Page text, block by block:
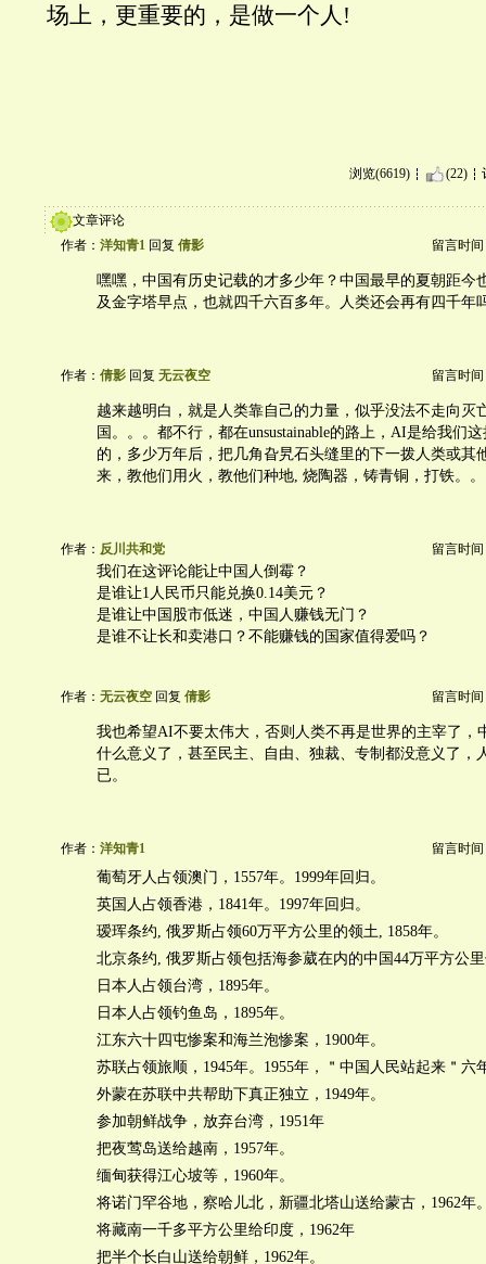
场上，更重要的，是做一个人!
浏览(6619) (22)
文章评论
作者： 洋知青1 回复 倩影 留言时间
嘿嘿，中国有历史记载的才多少年？中国最早的夏朝距今
及金字塔早点，也就四千六百多年。人类还会再有四千年
作者： 倩影 回复 无云夜空 留言时间
越来越明白，就是人类靠自己的力量，似乎没法不走向灭
国。。。都不行，都在unsustainable的路上，AI是给我们
的，多少万年后，把几角旮旯石头缝里的下一拨人类或其
来，教他们用火，教他们种地, 烧陶器，铸青铜，打铁。
作者： 反川共和党 留言时间
我们在这评论能让中国人倒霉？
是谁让1人民币只能兑换0.14美元？
是谁让中国股市低迷，中国人赚钱无门？
是谁不让长和卖港口？不能赚钱的国家值得爱吗？
作者： 无云夜空 回复 倩影 留言时间
我也希望AI不要太伟大，否则人类不再是世界的主宰了，
什么意义了，甚至民主、自由、独裁、专制都没意义了，
已。
作者： 洋知青1 留言时间
葡萄牙人占领澳门，1557年。1999年回归。
英国人占领香港，1841年。1997年回归。
瑷珲条约, 俄罗斯占领60万平方公里的领土, 1858年。
北京条约, 俄罗斯占领包括海参葳在内的中国44万平方公
日本人占领台湾，1895年。
日本人占领钓鱼岛，1895年。
江东六十四屯惨案和海兰泡惨案，1900年。
苏联占领旅顺，1945年。1955年，＂中国人民站起来＂六
外蒙在苏联中共帮助下真正独立，1949年。
参加朝鲜战争，放弃台湾，1951年
把夜莺岛送给越南，1957年。
缅甸获得江心坡等，1960年。
将诺门罕谷地，察哈儿北，新疆北塔山送给蒙古，1962年
将藏南一千多平方公里给印度，1962年
把半个长白山送给朝鲜，1962年。